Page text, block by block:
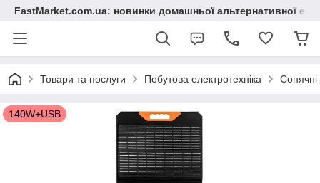
FastMarket.com.ua: новинки домашньої альтернативної
Товари та послуги Побутова електротехніка Сонячні
140W+USB